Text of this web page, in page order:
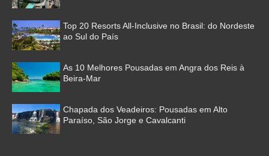
Top 20 Resorts All-Inclusive no Brasil: do Nordeste
ao Sul do País
As 10 Melhores Pousadas em Angra dos Reis à
Beira-Mar
Chapada dos Veadeiros: Pousadas em Alto
Paraíso, São Jorge e Cavalcanti